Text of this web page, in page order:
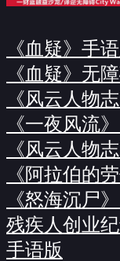
《血疑》手
《血疑》无
《风云人物
《一夜风流
《风云人物
《阿拉伯的
《怒海沉尸
残疾人创业
手语版